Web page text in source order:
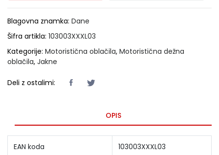
Blagovna znamka: Dane
Šifra artikla: 103003XXXL03
Kategorije: Motoristična oblačila, Motoristična dežna
oblačila, Jakne
Deli z ostalimi:
OPIS
EAN koda 103003XXXL03